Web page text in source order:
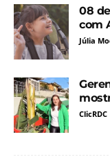
08
com
Júlia
ClicRDC